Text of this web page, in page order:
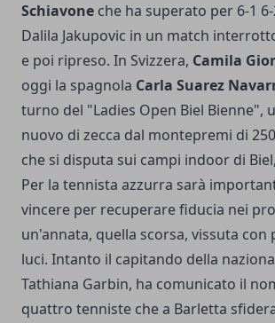
Schiavone che ha superato per 6-1
Dalila Jakupovic in un match
e poi ripreso. In Svizzera, Camila
oggi la spagnola Carla Suarez
turno del "Ladies Open Biel Bienne",
nuovo di zecca dal montepremi di
che si disputa sui campi indoor di
Per la tennista azzurra sarà
vincere per recuperare fiducia nei
un'annata, quella scorsa, vissuta con
luci. Intanto il capitando della
Tathiana Garbin, ha comunicato il
quattro tenniste che a Barletta